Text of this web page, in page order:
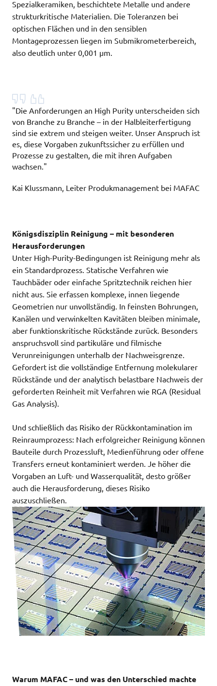
Spezialkeramiken, beschichtete Metalle und andere
strukturkritische Materialien. Die Toleranzen bei
optischen Flächen und in den sensiblen
Montageprozessen liegen im Submikrometerbereich,
also deutlich unter 0,001 µm.
"Die Anforderungen an High Purity unterscheiden sich
von Branche zu Branche – in der Halbleiterfertigung
sind sie extrem und steigen weiter. Unser Anspruch ist
es, diese Vorgaben zukunftssicher zu erfüllen und
Prozesse zu gestalten, die mit ihren Aufgaben
wachsen."
Kai Klussmann, Leiter Produkmanagement bei MAFAC
Königsdisziplin Reinigung – mit besonderen
Herausforderungen
Unter High-Purity-Bedingungen ist Reinigung mehr als
ein Standardprozess. Statische Verfahren wie
Tauchbäder oder einfache Spritztechnik reichen hier
nicht aus. Sie erfassen komplexe, innen liegende
Geometrien nur unvollständig. In feinsten Bohrungen,
Kanälen und verwinkelten Kavitäten bleiben minimale,
aber funktionskritische Rückstände zurück. Besonders
anspruchsvoll sind partikuläre und filmische
Verunreinigungen unterhalb der Nachweisgrenze.
Gefordert ist die vollständige Entfernung molekularer
Rückstände und der analytisch belastbare Nachweis der
geforderten Reinheit mit Verfahren wie RGA (Residual
Gas Analysis).
Und schließlich das Risiko der Rückkontamination im
Reinraumprozess: Nach erfolgreicher Reinigung können
Bauteile durch Prozessluft, Medienführung oder offene
Transfers erneut kontaminiert werden. Je höher die
Vorgaben an Luft- und Wasserqualität, desto größer
auch die Herausforderung, dieses Risiko
auszuschließen.
Warum MAFAC – und was den Unterschied machte